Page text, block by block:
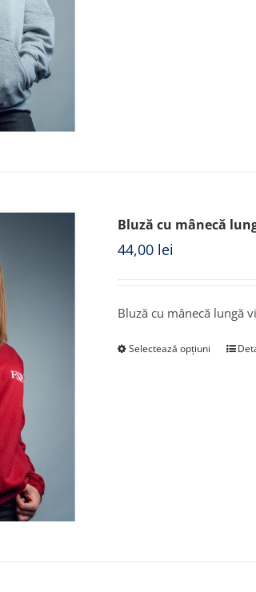
Bluză cu mânecă
44,00 lei
Bluză cu mânecă lungă
Selectează opțiuni